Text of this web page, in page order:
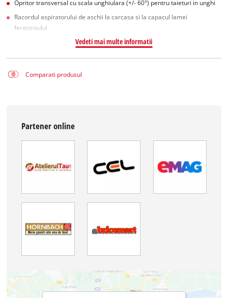
Opritor transversal cu scala unghiulara (+/- 60°) pentru taieturi in unghi
Racordul aspiratorului de aschii la carcasa si la capacul lamei
ferastraului
Vedeti mai multe informatii
Comparati produsul
Partener online